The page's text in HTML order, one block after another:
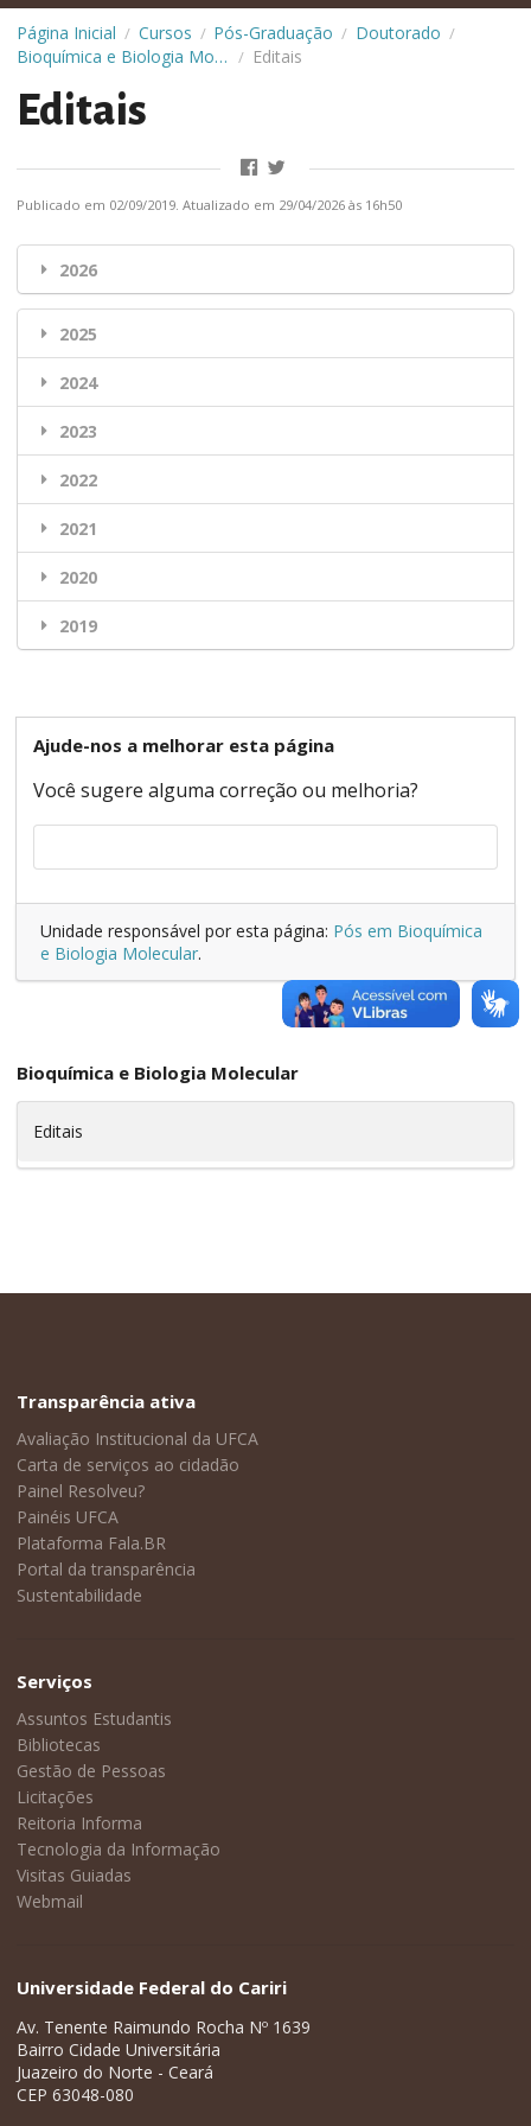
Página Inicial / Cursos / Pós-Graduação / Doutorado /
Bioquímica e Biologia Molecular / Editais
Editais
Publicado em 02/09/2019. Atualizado em 29/04/2026 às 16h50
2026
2025
2024
2023
2022
2021
2020
2019
Ajude-nos a melhorar esta página
Você sugere alguma correção ou melhoria?
Unidade responsável por esta página: Pós em Bioquímica
e Biologia Molecular.
Bioquímica e Biologia Molecular
Editais
Transparência ativa
Avaliação Institucional da UFCA
Carta de serviços ao cidadão
Painel Resolveu?
Painéis UFCA
Plataforma Fala.BR
Portal da transparência
Sustentabilidade
Serviços
Assuntos Estudantis
Bibliotecas
Gestão de Pessoas
Licitações
Reitoria Informa
Tecnologia da Informação
Visitas Guiadas
Webmail
Universidade Federal do Cariri
Av. Tenente Raimundo Rocha Nº 1639
Bairro Cidade Universitária
Juazeiro do Norte - Ceará
CEP 63048-080